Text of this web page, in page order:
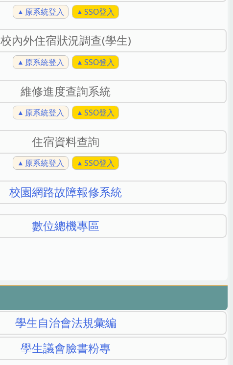
原系統登入 SSO登入
校內外住宿狀況調查(學生)
原系統登入 SSO登入
維修進度查詢系統
原系統登入 SSO登入
住宿資料查詢
原系統登入 SSO登入
校園網路故障報修系統
數位總機專區
學生自治會法規彙編
學生議會臉書粉專